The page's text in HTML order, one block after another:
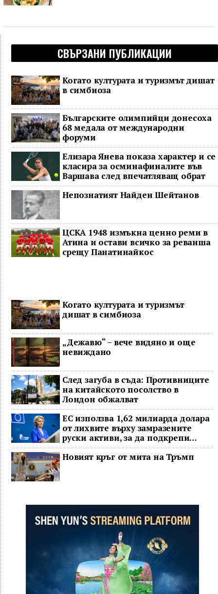
СВЪРЗАНИ ПУБЛИКАЦИИ
Когато културата и туризмът дишат
в симбиоза
Българските олимпийци донесоха
68 медала от международни
форуми
Елизара Янева показа характер и се
класира за осминафиналите във
Варшава след впечатляващ обрат
Непознатият Найден Шейтанов
ЦСКА 1948 измъкна ценно реми в
Атина и остави всичко за реванша
срещу Панатинайкос
Когато културата и туризмът
дишат в симбиоза
„Дежавю“ – вече видяно и още
невиждано
След загуба в съда: Противниците
на китайското посолство в
Лондон обжалват
ЕС използва 1,62 милиарда долара
от лихвите върху замразените
руски активи, за да подкрепи
Украйна
Новият кръг от мита на Тръмп